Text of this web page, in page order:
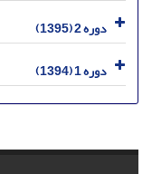
دوره 2 (1395)
دوره 1 (1394)